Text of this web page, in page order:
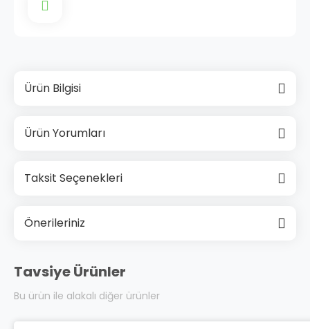
Ürün Bilgisi
Ürün Yorumları
Taksit Seçenekleri
Önerileriniz
Tavsiye Ürünler
Bu ürün ile alakalı diğer ürünler